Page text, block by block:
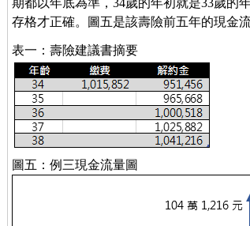
存格才正確。圖五是該壽險前五年的現金
表一：壽險建議書摘要
圖五：例三現金流量圖